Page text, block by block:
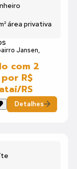
área privativa
Jansen,
com 2
R$
RS
Detalhes